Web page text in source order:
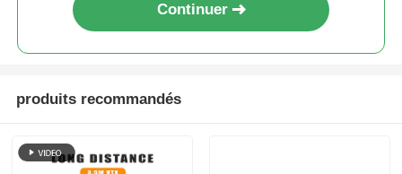
Continuer
produits recommandés